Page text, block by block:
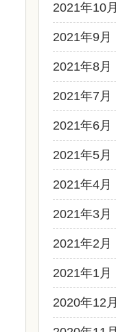
2021年10月
2021年9月
2021年8月
2021年7月
2021年6月
2021年5月
2021年4月
2021年3月
2021年2月
2021年1月
2020年12月